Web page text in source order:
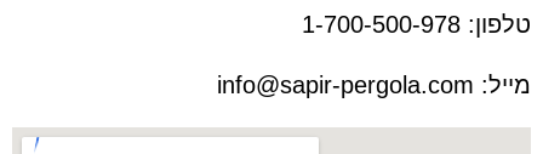
טלפון:
מייל: info@sapir-pergola.com